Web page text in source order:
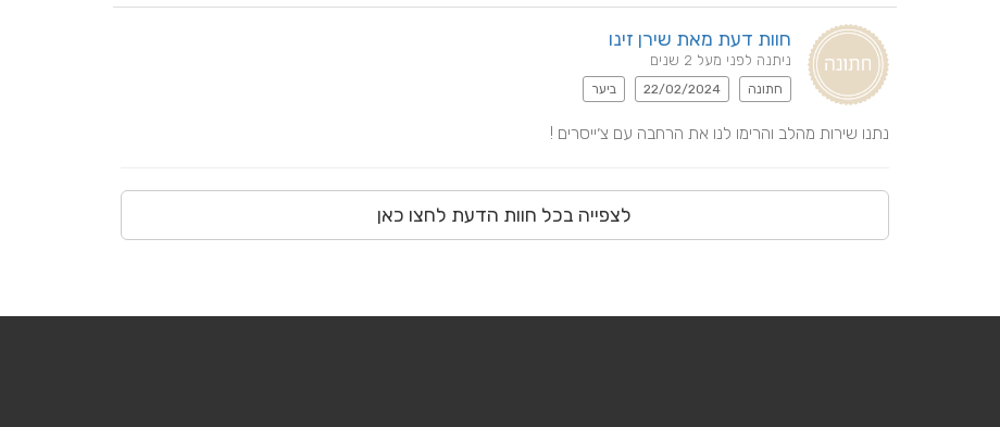
חוות דעת מאת שירן זינו
ניתנה לפני מעל 2 שנים
חתונה 22/02/2024 ביער
נתנו שירות מהלב והרימו לנו את הרחבה עם צ׳ייסרים !
לצפייה בכל חוות הדעת לחצו כאן